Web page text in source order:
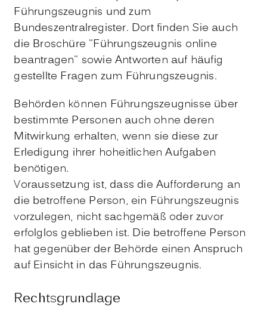
Führungszeugnis und zum
Bundeszentralregister. Dort finden Sie auch
die Broschüre "Führungszeugnis online
beantragen" sowie Antworten auf häufig
gestellte Fragen zum Führungszeugnis.
Behörden können Führungszeugnisse über
bestimmte Personen auch ohne deren
Mitwirkung erhalten, wenn sie diese zur
Erledigung ihrer hoheitlichen Aufgaben
benötigen.
Voraussetzung ist, dass die Aufforderung an
die betroffene Person, ein Führungszeugnis
vorzulegen, nicht sachgemäß oder zuvor
erfolglos geblieben ist. Die betroffene Person
hat gegenüber der Behörde einen Anspruch
auf Einsicht in das Führungszeugnis.
Rechtsgrundlage